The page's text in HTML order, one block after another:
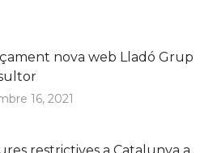
nova web Lladó Grup
16, 2021
restrictives a Catalunya a